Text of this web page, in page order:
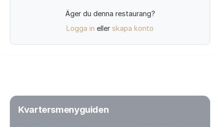
Äger du denna restaurang?
Logga in eller skapa konto
Kvartersmenyguiden